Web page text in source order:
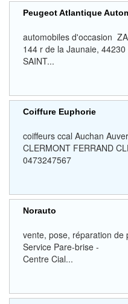
Peugeot Atlantique
automobiles d'occasion
144 r de la Jaunaie,
SAINT...
Coiffure Euphorie
coiffeurs ccal Auchan
CLERMONT FERRAND
0473247567
Norauto
vente, pose, réparation
Service Pare-brise -
Centre Cial...